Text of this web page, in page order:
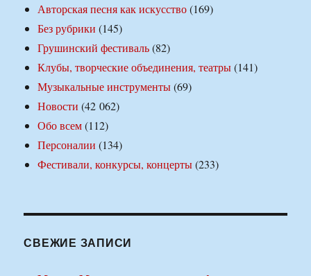
Авторская песня как искусство(169)
Без рубрики (145)
Грушинский фестиваль(82)
Клубы, творческие объединения, театры(141)
Музыкальные инструменты(69)
Новости (42 062)
Обо всем(112)
Персоналии (134)
Фестивали, конкурсы, концерты(233)
СВЕЖИЕ ЗАПИСИ